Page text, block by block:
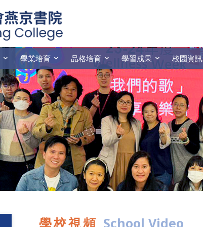
學業培育 品格培育 學習成果 校園資訊
學校視頻 School Video